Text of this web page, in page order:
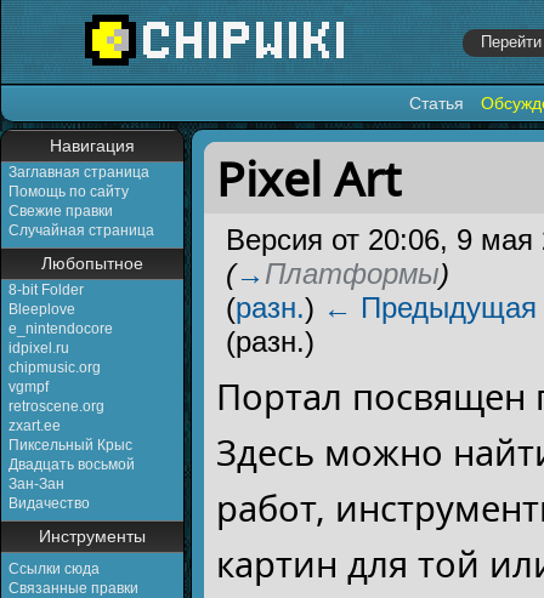
Статья
Навигация
Заглавная страница
Помощь по сайту
Свежие правки
Случайная страница
Любопытное
8-bit Folder
Bleeplove
e_nintendocore
idpixel.ru
chipmusic.org
vgmpf
retroscene.org
zxart.ee
Пиксельный Крыс
Двадцать восьмой
Зан-Зан
Видачество
Инструменты
Ссылки сюда
Связанные правки
Перейти к:навигация,поиск
Pixel Art
Версия от 20:06, 9
(→ Платформы)
(разн.) ← Предыдущая
(разн.)
Портал посвящен
Здесь можно
работ,
картин для той